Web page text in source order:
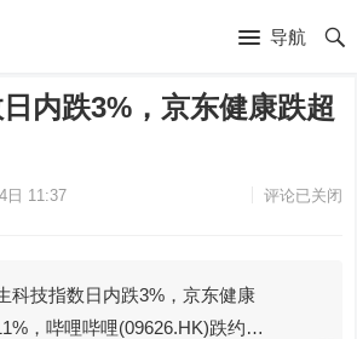
导航
内跌3%，京东健康跌超
日 11:37 评论已关闭
科技指数日内跌3%，京东健康
，哔哩哔哩(09626.HK)跌约…